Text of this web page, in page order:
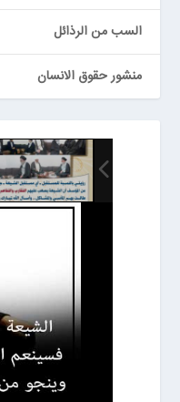
السب من الرذائل
منشور حقوق الانسان